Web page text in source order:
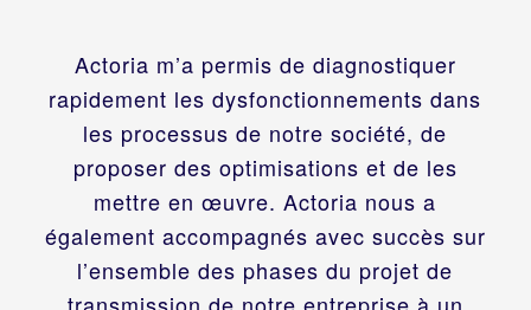
Actoria m’a permis de diagnostiquer
rapidement les dysfonctionnements dans
les processus de notre société, de
proposer des optimisations et de les
mettre en œuvre. Actoria nous a
également accompagnés avec succès sur
l’ensemble des phases du projet de